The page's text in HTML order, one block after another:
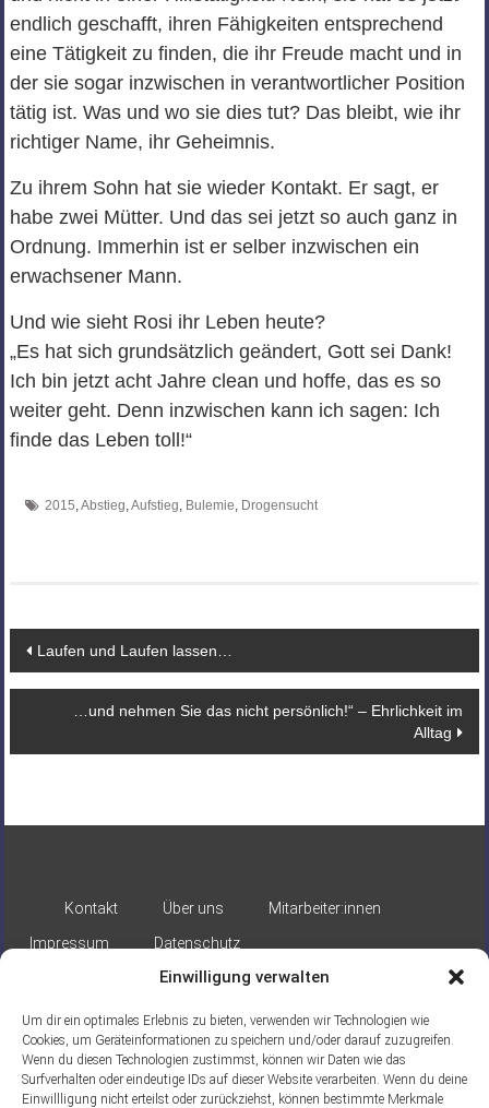
Einwilligung verwalten
Um dir ein optimales Erlebnis zu bieten, verwenden wir Technologien wie
Cookies, um Geräteinformationen zu speichern und/oder darauf zuzugreifen.
Wenn du diesen Technologien zustimmst, können wir Daten wie das
Surfverhalten oder eindeutige IDs auf dieser Website verarbeiten. Wenn du deine
Einwillligung nicht erteilst oder zurückziehst, können bestimmte Merkmale
endlich geschafft, ihren Fähigkeiten entsprechend
eine Tätigkeit zu finden, die ihr Freude macht und in
der sie sogar inzwischen in verantwortlicher Position
tätig ist. Was und wo sie dies tut? Das bleibt, wie ihr
richtiger Name, ihr Geheimnis.
Zu ihrem Sohn hat sie wieder Kontakt. Er sagt, er
habe zwei Mütter. Und das sei jetzt so auch ganz in
Ordnung. Immerhin ist er selber inzwischen ein
erwachsener Mann.
Und wie sieht Rosi ihr Leben heute?
„Es hat sich grundsätzlich geändert, Gott sei Dank!
Ich bin jetzt acht Jahre clean und hoffe, das es so
weiter geht. Denn inzwischen kann ich sagen: Ich
finde das Leben toll!“
2015,Abstieg,Aufstieg, Bulemie, Drogensucht
Beitragsnavigation
Laufen und Laufen lassen…
…und nehmen Sie das nicht persönlich!“ – Ehrlichkeit im
Alltag
Kontakt Über uns
Mitarbeiter:innen
Impressum
Datenschutz